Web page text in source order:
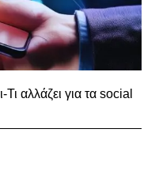
αλλάζει για τα social